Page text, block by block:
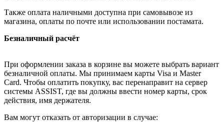
Также оплата наличными доступна при самовывозе из
магазина, оплаты по почте или использовании постамата.
Безналичный расчёт
При оформлении заказа в корзине вы можете выбрать вариант
безналичной оплаты. Мы принимаем карты Visa и Master
Card. Чтобы оплатить покупку, вас перенаправит на сервер
системы ASSIST, где вы должны ввести номер карты, срок
действия, имя держателя.
Вам могут отказать от авторизации в случае: